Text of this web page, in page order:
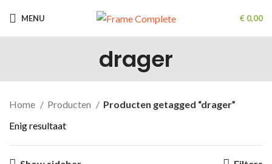
MENU € 0,00
drager
Home Producten
Producten getagged “drager”
Enig resultaat